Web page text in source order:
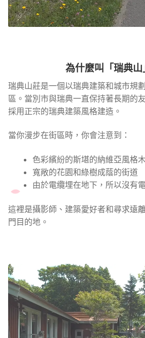
為什麼叫「瑞典山
瑞典山莊是一個以瑞典建築和城市規
區。當別市與瑞典一直保持著長期的
採用正宗的瑞典建築風格建造。
當你漫步在街區時，你會注意到：
色彩繽紛的斯堪的納維亞風格
寬敞的花園和綠樹成蔭的街道
由於電纜埋在地下，所以沒有
這裡是攝影師、建築愛好者和尋求遠
門目的地。